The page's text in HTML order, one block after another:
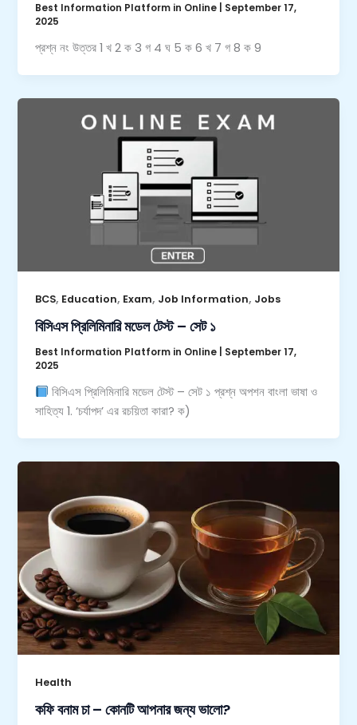
Best Information Platform in Online
September 17,
2025
প্রশ্ন নং উত্তর 1 খ 2 ক 3 গ 4 ঘ 5 ক 6 খ 7 গ 8 ক 9
BCS, Education, Exam, Job Information, Jobs
বিসিএস প্রিলিমিনারি মডেল টেস্ট – সেট ১
Best Information Platform in Online
September 17,
2025
বিসিএস প্রিলিমিনারি মডেল টেস্ট – সেট ১ প্রশ্ন অপশন বাংলা ভাষা ও
সাহিত্য 1. ‘চর্যাপদ’ এর রচয়িতা কারা? ক)
Health
কফি বনাম চা – কোনটি আপনার জন্য ভালো?